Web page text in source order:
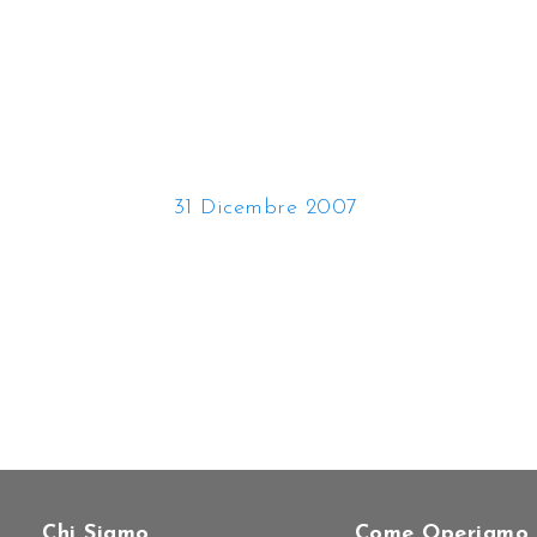
31 Dicembre 2007